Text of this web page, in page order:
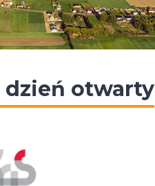
dzień otwarty